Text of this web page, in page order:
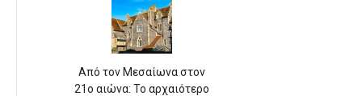
Από τον Μεσαίωνα στον
21ο αιώνα: Το αρχαιότερο